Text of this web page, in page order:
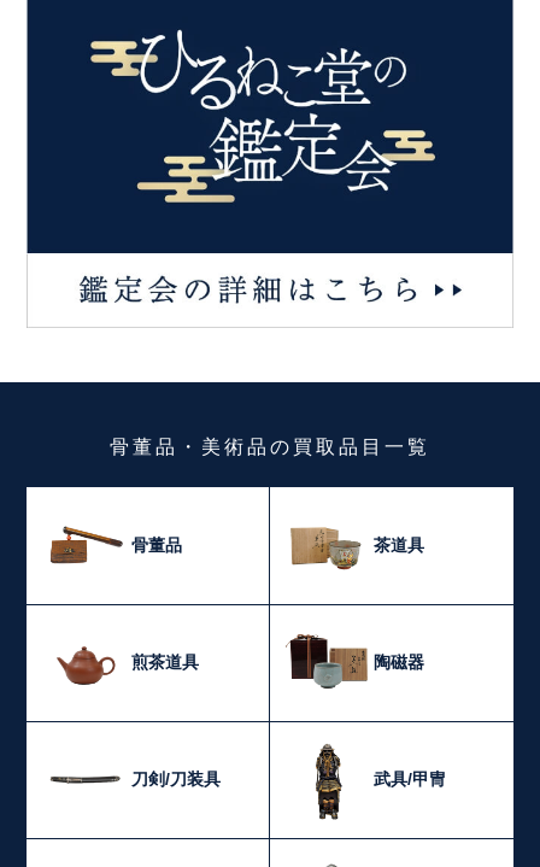
骨董品・美術品の買取品目一覧
骨董品 茶道具
煎茶道具 陶磁器
刀剣/刀装具 武具/甲冑